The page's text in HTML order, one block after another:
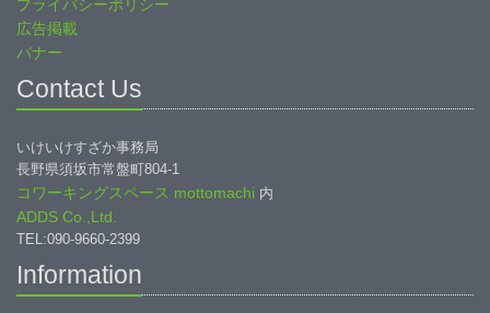
プライバシーポリシー
広告掲載
バナー
Contact Us
いけいけすざか事務局
長野県須坂市常盤町804-1
コワーキングスペース mottomachi 内
ADDS Co.,Ltd.
TEL:090-9660-2399
Information